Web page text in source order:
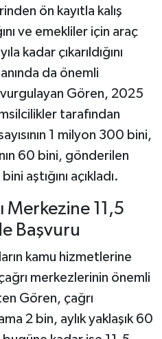
ön kayıtla kalış
ve emekliler için araç
kadar çıkarıldığını
da önemli
vurgulayan Gören, 2025
tarafından
1 milyon 300 bini,
60 bini, gönderilen
aştığını açıkladı.
Merkezine 11,5
Başvuru
kamu hizmetlerine
merkezlerinin önemli
Gören, çağrı
2 bin, aylık yaklaşık 60